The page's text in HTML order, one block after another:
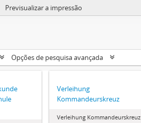
Previsualizar a impressão
Opções de pesquisa avançada
Verleihung
Kommandeurskreuz
Verleihung Kommandeurskreuz